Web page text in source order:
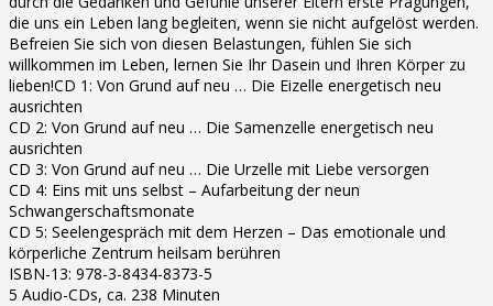
die uns ein Leben lang begleiten, wenn sie nicht aufgelöst werden.
Befreien Sie sich von diesen Belastungen, fühlen Sie sich
willkommen im Leben, lernen Sie Ihr Dasein und Ihren Körper zu
lieben!CD 1: Von Grund auf neu … Die Eizelle energetisch neu
ausrichten
CD 2: Von Grund auf neu … Die Samenzelle energetisch neu
ausrichten
CD 3: Von Grund auf neu … Die Urzelle mit Liebe versorgen
CD 4: Eins mit uns selbst – Aufarbeitung der neun
Schwangerschaftsmonate
CD 5: Seelengespräch mit dem Herzen – Das emotionale und
körperliche Zentrum heilsam berühren
ISBN-13: 978-3-8434-8373-5
5 Audio-CDs, ca. 238 Minuten